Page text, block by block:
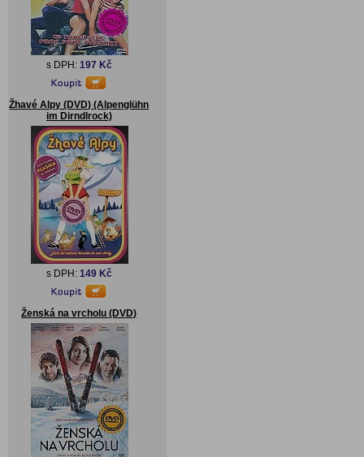
s DPH: 197 Kč
Žhavé Alpy (DVD) (Alpenglühn
im Dirndlrock)
s DPH: 149 Kč
Ženská na vrcholu (DVD)